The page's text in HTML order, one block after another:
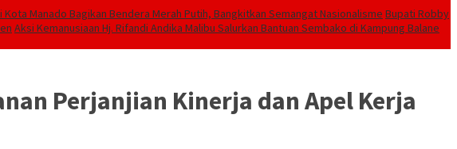
Kota Manado Bagikan Bendera Merah Putih, Bangkitkan Semangat Nasionalisme Bupati Robby
‎Aksi Kemanusiaan Hj. Rifandi Andika Malibu Salurkan Bantuan Sembako di Kampung Balane
Perjanjian Kinerja dan Apel Kerja